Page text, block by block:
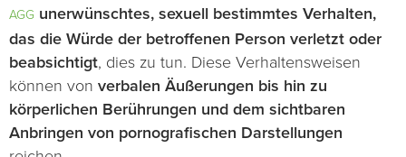
AGG unerwünschtes, sexuell bestimmtes Verhalten,
das die Würde der betroffenen Person verletzt oder
beabsichtigt, dies zu tun. Diese Verhaltensweisen
können von verbalen Äußerungen bis hin zu
körperlichen Berührungen und dem sichtbaren
Anbringen von pornografischen Darstellungen